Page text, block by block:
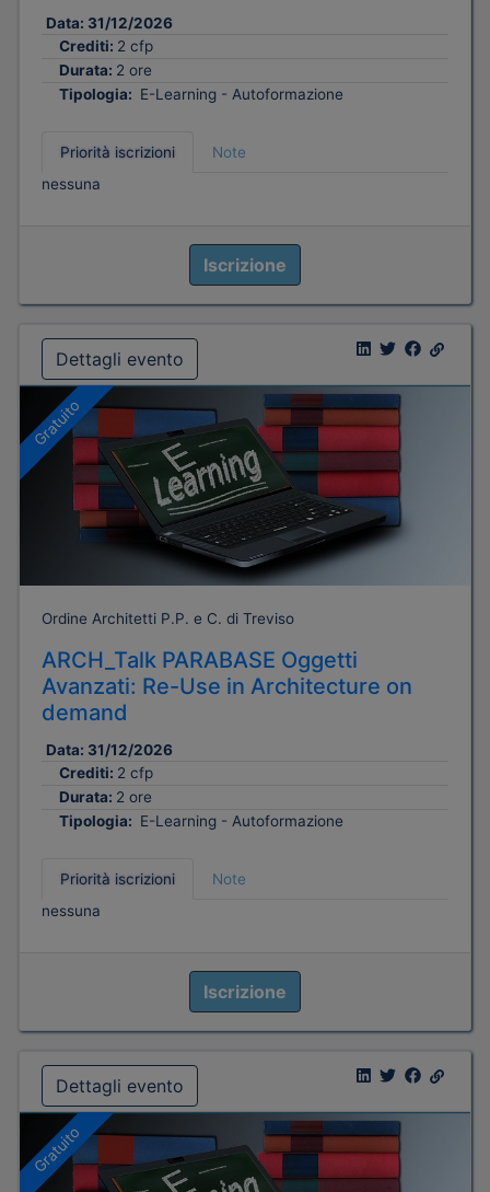
Data: 31/12/2026
Crediti: 2 cfp
Durata: 2 ore
Tipologia: E-Learning - Autoformazione
Priorità iscrizioni
Note
nessuna
Iscrizione
Dettagli evento
Gratuito
Ordine Architetti P.P. e C. di Treviso
ARCH_Talk PARABASE Oggetti
Avanzati: Re-Use in Architecture on
demand
Data: 31/12/2026
Crediti: 2 cfp
Durata: 2 ore
Tipologia: E-Learning - Autoformazione
Priorità iscrizioni
Note
nessuna
Iscrizione
Dettagli evento
Gratuito